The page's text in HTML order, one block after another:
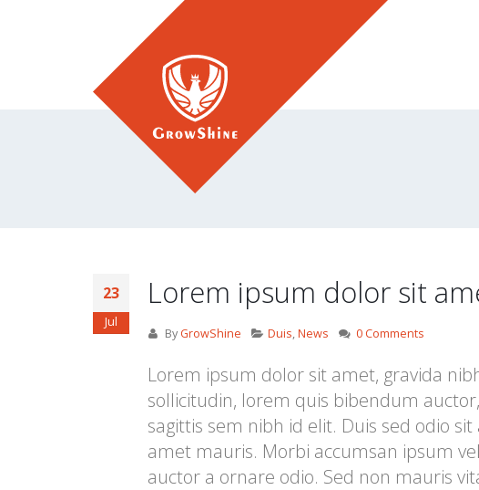
23
Jul
Lorem ipsum dolor sit
By GrowShine Duis,News 0 Comments
Lorem ipsum dolor sit amet, gravida
sollicitudin, lorem quis bibendum
sagittis sem nibh id elit. Duis sed odio
amet mauris. Morbi accumsan ipsum
auctor a ornare odio. Sed non mauris